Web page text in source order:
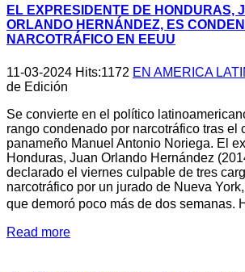
EL EXPRESIDENTE DE HONDURAS,
ORLANDO HERNÁNDEZ, ES
NARCOTRÁFICO EN EEUU
11-03-2024 Hits:1172 EN AMERICA
de Edición
Se convierte en el político
rango condenado por narcotráfico tras el
panameño Manuel Antonio Noriega. El
Honduras, Juan Orlando Hernández
declarado el viernes culpable de tres
narcotráfico por un jurado de Nueva
que demoró poco más de dos semanas.
Read more